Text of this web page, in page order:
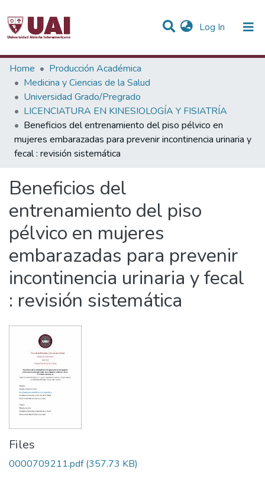
Log In (current)
Statistics
Communities & Collections
All of DSpace
Home
Producción Académica
Medicina y Ciencias de la Salud
Universidad Grado/Pregrado
LICENCIATURA EN KINESIOLOGÍA Y FISIATRÍA
Beneficios del entrenamiento del piso pélvico en
mujeres embarazadas para prevenir incontinencia urinaria y
fecal : revisión sistemática
Beneficios del
entrenamiento del piso
pélvico en mujeres
embarazadas para prevenir
incontinencia urinaria y fecal
: revisión sistemática
Files
0000709211.pdf (357.73 KB)